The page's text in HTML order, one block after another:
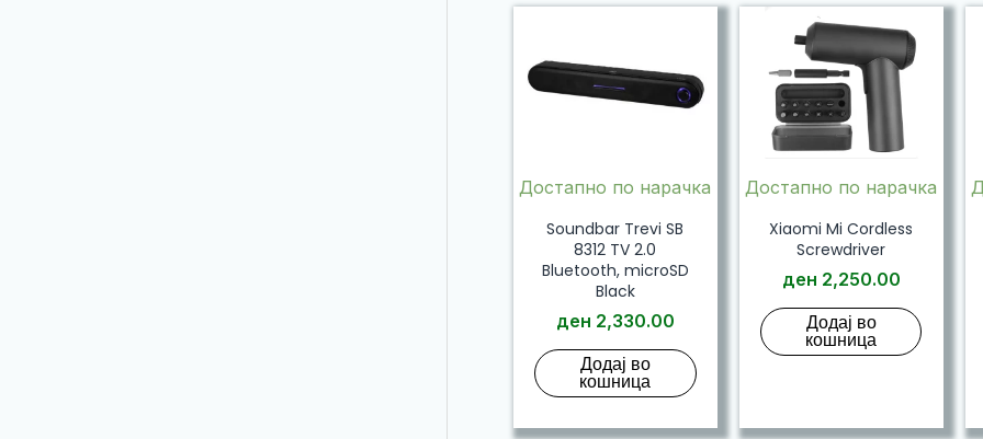
Достапно по нарачка
Soundbar Trevi SB
8312 TV 2.0
Bluetooth, microSD
Black
ден 2,330.00
Додај во
кошница
Достапно по нарачка
Xiaomi Mi Cordless
Screwdriver
ден 2,250.00
Додај во
кошница